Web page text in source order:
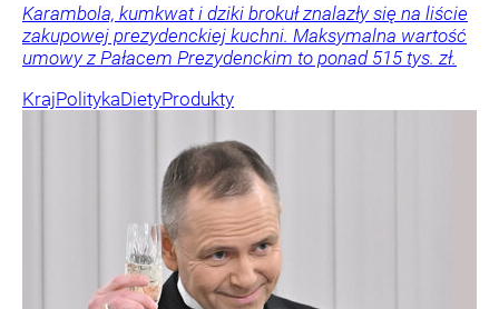
Karambola, kumkwat i dziki brokuł znalazły się na liście
zakupowej prezydenckiej kuchni. Maksymalna wartość
umowy z Pałacem Prezydenckim to ponad 515 tys. zł.
KrajPolitykaDietyProdukty